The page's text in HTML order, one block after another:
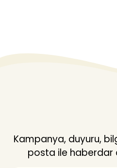
Kampanya, duyuru,
posta ile haberdar